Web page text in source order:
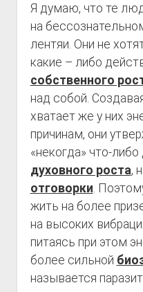
Я думаю, что те
на
лентяи. Они не
какие – либо
собственного
над собой.
хватает же у них
причинам, они
«некогда» что-
духовного роста,
отговорки .
жить на более
на высоких
питаясь при этом
более сильной
называется